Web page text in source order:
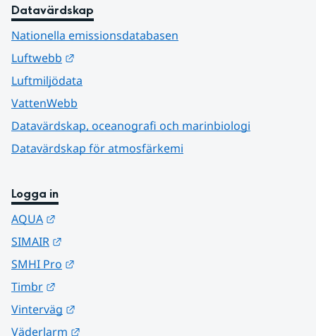
Datavärdskap
Nationella emissionsdatabasen
Luftwebb
Luftmiljödata
VattenWebb
Datavärdskap, oceanografi och marinbiologi
Datavärdskap för atmosfärkemi
Logga in
AQUA
SIMAIR
SMHI Pro
Timbr
Vinterväg
Väderlarm